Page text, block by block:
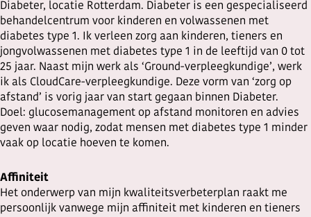
Diabeter, locatie Rotterdam. Diabeter is een gespecialiseerd
behandelcentrum voor kinderen en volwassenen met
diabetes type 1. Ik verleen zorg aan kinderen, tieners en
jongvolwassenen met diabetes type 1 in de leeftijd van 0 tot
25 jaar. Naast mijn werk als ‘Ground-verpleegkundige’, werk
ik als CloudCare-verpleegkundige. Deze vorm van ‘zorg op
afstand’ is vorig jaar van start gegaan binnen Diabeter.
Doel: glucosemanagement op afstand monitoren en advies
geven waar nodig, zodat mensen met diabetes type 1 minder
vaak op locatie hoeven te komen.
Affiniteit
Het onderwerp van mijn kwaliteitsverbeterplan raakt me
persoonlijk vanwege mijn affiniteit met kinderen en tieners